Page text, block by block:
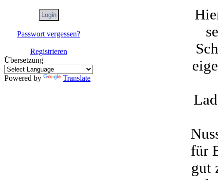
Passwort vergessen?
Registrieren
Übersetzung
Powered by Translate
für
gut